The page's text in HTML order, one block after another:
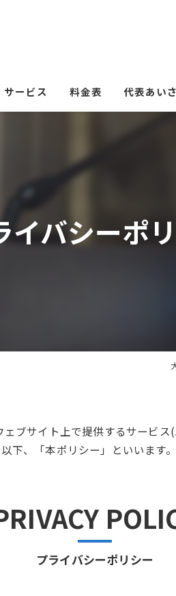
サービス 料金表 代表あい
イバシーポ
ブサイト上で提供するサービ
、「本ポリシー」といいます。
プライバシーポリシー